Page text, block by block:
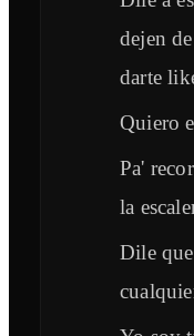
dejen
darte
Quiero
Pa'
la
Dile